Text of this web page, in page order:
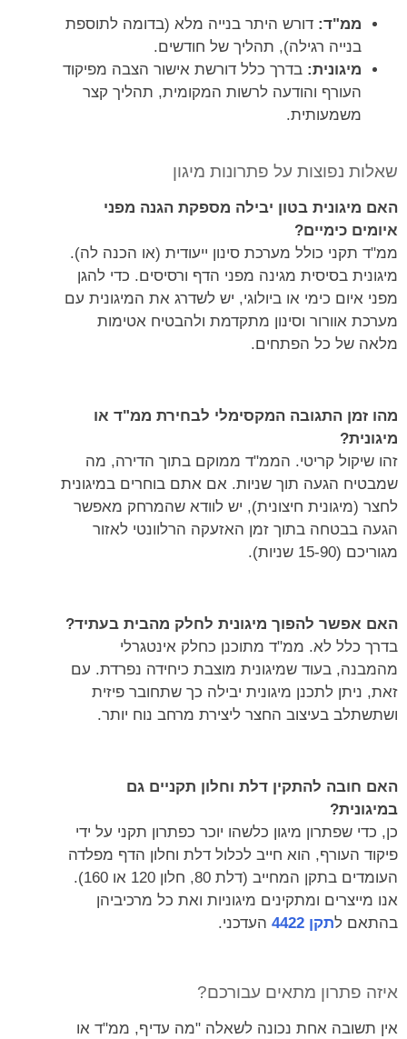
ממ"ד: דורש היתר בנייה מלא (בדומה לתוספת
בנייה רגילה), תהליך של חודשים.
מיגונית: בדרך כלל דורשת אישור הצבה מפיקוד
העורף והודעה לרשות המקומית, תהליך קצר
משמעותית.
שאלות נפוצות על פתרונות מיגון
האם מיגונית בטון יבילה מספקת הגנה מפני
איומים כימיים?
ממ"ד תקני כולל מערכת סינון ייעודית (או הכנה לה).
מיגונית בסיסית מגינה מפני הדף ורסיסים. כדי להגן
מפני איום כימי או ביולוגי, יש לשדרג את המיגונית עם
מערכת אוורור וסינון מתקדמת ולהבטיח אטימות
מלאה של כל הפתחים.
מהו זמן התגובה המקסימלי לבחירת ממ"ד או
מיגונית?
זהו שיקול קריטי. הממ"ד ממוקם בתוך הדירה, מה
שמבטיח הגעה תוך שניות. אם אתם בוחרים במיגונית
לחצר (מיגונית חיצונית), יש לוודא שהמרחק מאפשר
הגעה בבטחה בתוך זמן האזעקה הרלוונטי לאזור
מגוריכם (15-90 שניות).
האם אפשר להפוך מיגונית לחלק מהבית בעתיד?
בדרך כלל לא. ממ"ד מתוכנן כחלק אינטגרלי
מהמבנה, בעוד שמיגונית מוצבת כיחידה נפרדת. עם
זאת, ניתן לתכנן מיגונית יבילה כך שתחובר פיזית
ושתשתלב בעיצוב החצר ליצירת מרחב נוח יותר.
האם חובה להתקין דלת וחלון תקניים גם
במיגונית?
כן, כדי שפתרון מיגון כלשהו יוכר כפתרון תקני על ידי
פיקוד העורף, הוא חייב לכלול דלת וחלון הדף מפלדה
העומדים בתקן המחייב (דלת 80, חלון 120 או 160).
אנו מייצרים ומתקינים מיגוניות ואת כל מרכיביהן
בהתאם לתקן 4422 העדכני.
איזה פתרון מתאים עבורכם?
אין תשובה אחת נכונה לשאלה "מה עדיף, ממ"ד או